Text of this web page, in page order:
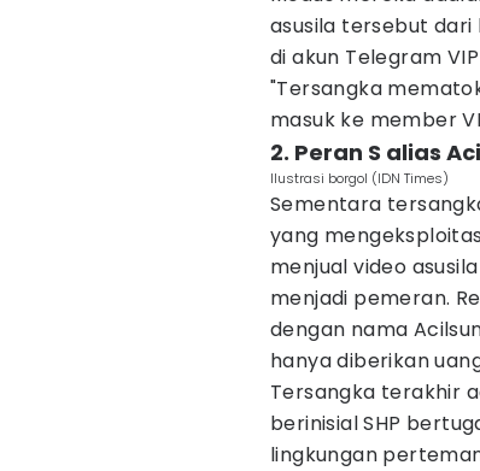
asusila tersebut
di akun Telegram
"Tersangka
masuk ke member
2. Peran S alias
Ilustrasi borgol (IDN Times)
Sementara
yang
menjual video
menjadi pemeran.
dengan nama
hanya diberikan
Tersangka terakhir
berinisial SHP
lingkungan